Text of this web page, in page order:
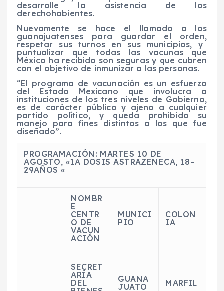
desarrolle la asistencia de los
derechohabientes.
Nuevamente se hace el llamado a los
guanajuatenses para guardar el orden,
respetar sus turnos en sus municipios, y
puntualizar que todas las vacunas que
México ha recibido son seguras y que cubren
con el objetivo de inmunizar a las personas.
“El programa de vacunación es un esfuerzo
del Estado Mexicano que involucra a
instituciones de los tres niveles de Gobierno,
es de carácter público y ajeno a cualquier
partido político, y queda prohibido su
manejo para fines distintos a los que fue
diseñado”.
PROGRAMACIÓN: MARTES 10 DE
AGOSTO, «1A DOSIS ASTRAZENECA, 18–
29AÑOS «
NOMBR
E
CENTR
O DE
VACUN
ACIÓN
MUNICI
PIO
COLON
IA
SECRET
ARÍA
DEL
GUANA
JUATO
MARFIL